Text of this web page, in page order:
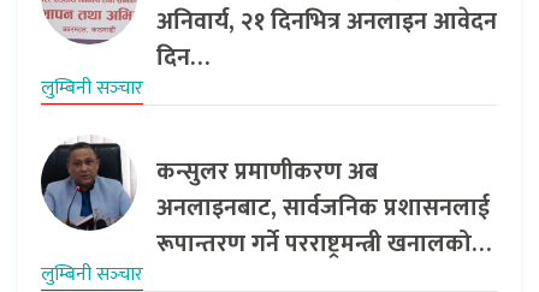
अनिवार्य, २१ दिनभित्र अनलाइन आवेदन
दिन…
लुम्बिनी सञ्‍चार
कन्सुलर प्रमाणीकरण अब
अनलाइनबाट, सार्वजनिक प्रशासनलाई
रूपान्तरण गर्ने परराष्ट्रमन्त्री खनालको…
लुम्बिनी सञ्‍चार